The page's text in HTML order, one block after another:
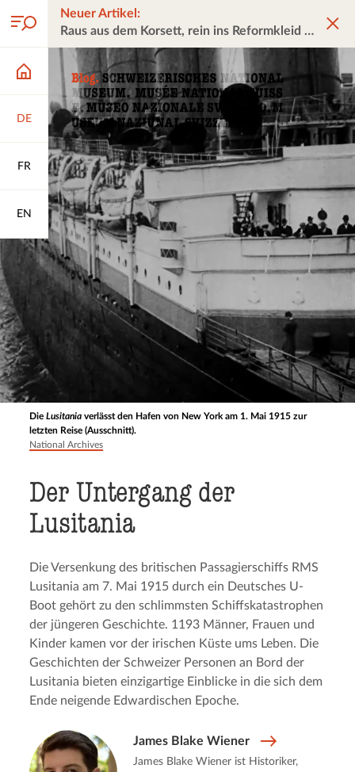
DE
FR
EN
Neuer Artikel:
Raus aus dem Korsett, rein ins Reformkleid
DieLusitania verlässt den Hafen von New York am 1. Mai 1915 zur
letzten Reise (Ausschnitt).
National Archives
Der Untergang der
Lusitania
Die Versenkung des britischen Passagierschiffs RMS
Lusitania am 7. Mai 1915 durch ein Deutsches U-
Boot gehört zu den schlimmsten Schiffskatastrophen
der jüngeren Geschichte. 1193 Männer, Frauen und
Kinder kamen vor der irischen Küste ums Leben. Die
Geschichten der Schweizer Personen an Bord der
Lusitania bieten einzigartige Einblicke in die sich dem
Ende neigende Edwardischen Epoche.
James Blake Wiener
James Blake Wiener ist Historiker,